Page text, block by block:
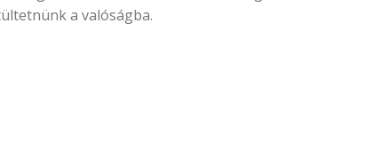
a valóságba.